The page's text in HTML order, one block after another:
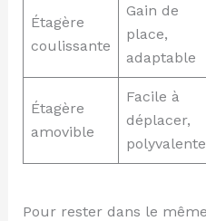
Étagère
coulissante
Gain de
place,
adaptable
Étagère
amovible
Facile à
déplacer,
polyvalente
Pour rester dans le